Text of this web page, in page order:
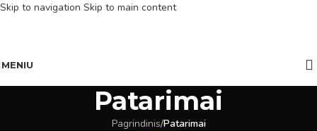
Skip to navigation Skip to main content
MENIU
Patarimai
Pagrindinis/Patarimai